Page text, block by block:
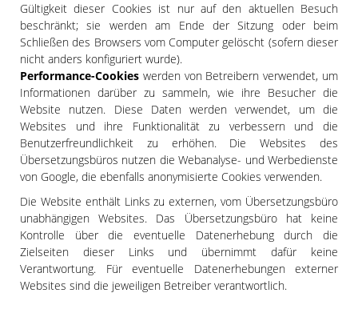
Gültigkeit dieser Cookies ist nur auf den aktuellen Besuch
beschränkt; sie werden am Ende der Sitzung oder beim
Schließen des Browsers vom Computer gelöscht (sofern dieser
nicht anders konfiguriert wurde).
Performance-Cookies werden von Betreibern verwendet, um
Informationen darüber zu sammeln, wie ihre Besucher die
Website nutzen. Diese Daten werden verwendet, um die
Websites und ihre Funktionalität zu verbessern und die
Benutzerfreundlichkeit zu erhöhen. Die Websites des
Übersetzungsbüros nutzen die Webanalyse- und Werbedienste
von Google, die ebenfalls anonymisierte Cookies verwenden.
Die Website enthält Links zu externen, vom Übersetzungsbüro
unabhängigen Websites. Das Übersetzungsbüro hat keine
Kontrolle über die eventuelle Datenerhebung durch die
Zielseiten dieser Links und übernimmt dafür keine
Verantwortung. Für eventuelle Datenerhebungen externer
Websites sind die jeweiligen Betreiber verantwortlich.